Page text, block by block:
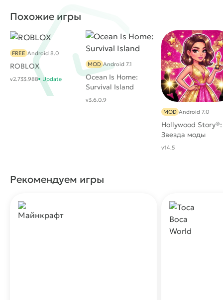
Похожие игры
ROBLOX
FREE Android 8.0
v2.733.988 Update
Ocean Is Home:
Survival Island
MOD Android 7.1
v3.6.0.9
Hollywood Story®:
Звезда моды
MOD Android 7.0
v14.5
Рекомендуем игры